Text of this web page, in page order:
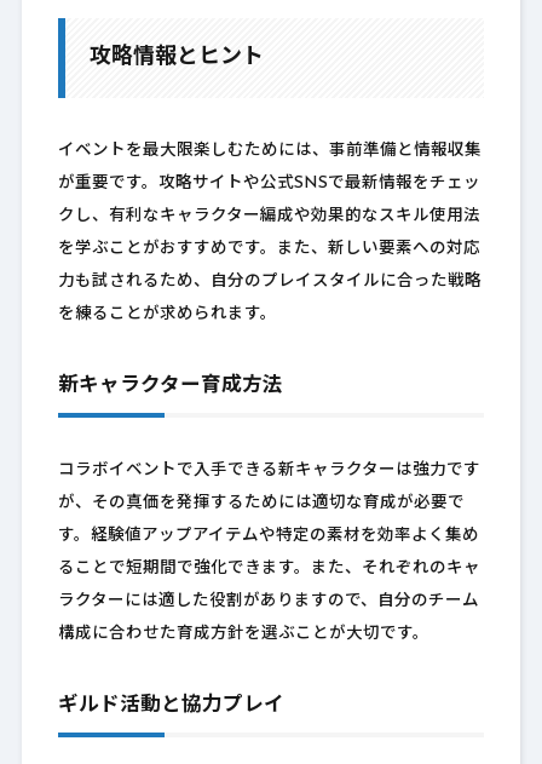
攻略情報とヒント
イベントを最大限楽しむためには、事前準備と情報収集
が重要です。攻略サイトや公式SNSで最新情報をチェッ
クし、有利なキャラクター編成や効果的なスキル使用法
を学ぶことがおすすめです。また、新しい要素への対応
力も試されるため、自分のプレイスタイルに合った戦略
を練ることが求められます。
新キャラクター育成方法
コラボイベントで入手できる新キャラクターは強力です
が、その真価を発揮するためには適切な育成が必要で
す。経験値アップアイテムや特定の素材を効率よく集め
ることで短期間で強化できます。また、それぞれのキャ
ラクターには適した役割がありますので、自分のチーム
構成に合わせた育成方針を選ぶことが大切です。
ギルド活動と協力プレイ